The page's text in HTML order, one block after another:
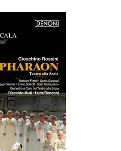
：July 2025】マリナと過ごした
での最後の仕事【帰国前最後
Italy VLOG | Awesome
Live】イタリア行きの飛
ラーメン】人生初の二郎系ラ
トパスタ】三ツ星シェフのパス
ミナ-4K吹替音声収録版